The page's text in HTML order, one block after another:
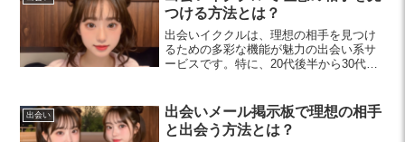
つける方法とは？
出会いイククルは、理想の相手を見つけ
るための多彩な機能が魅力の出会い系サ
ービスです。特に、20代後半から30代前
い出会いを追求しましょう。
出会い
出会いメール掲示板で理想の相手
と出会う方法とは？